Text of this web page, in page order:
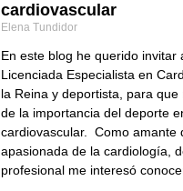
cardiovascular
Elena Tundidor
En este blog he querido invitar
Licenciada Especialista en
la Reina y deportista, para
de la importancia del deporte
cardiovascular. Como amante
apasionada de la cardiología,
profesional me interesó